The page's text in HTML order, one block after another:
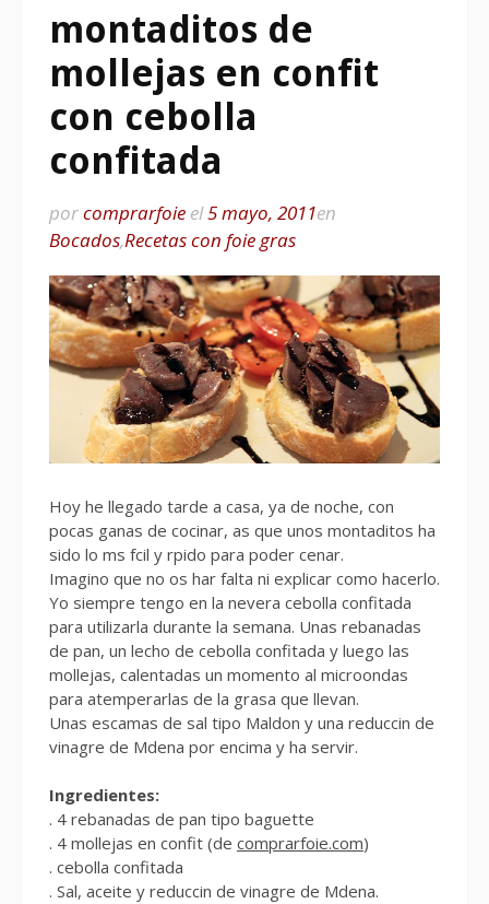
montaditos de
mollejas en confit
con cebolla
confitada
porcomprarfoie el5 mayo, 2011en
Bocados,Recetas con foie gras
Hoy he llegado tarde a casa, ya de noche, con
pocas ganas de cocinar, as que unos montaditos ha
sido lo ms fcil y rpido para poder cenar.
Imagino que no os har falta ni explicar como hacerlo.
Yo siempre tengo en la nevera cebolla confitada
para utilizarla durante la semana. Unas rebanadas
de pan, un lecho de cebolla confitada y luego las
mollejas, calentadas un momento al microondas
para atemperarlas de la grasa que llevan.
Unas escamas de sal tipo Maldon y una reduccin de
vinagre de Mdena por encima y ha servir.
Ingredientes:
. 4 rebanadas de pan tipo baguette
. 4 mollejas en confit (de comprarfoie.com)
. cebolla confitada
. Sal, aceite y reduccin de vinagre de Mdena.